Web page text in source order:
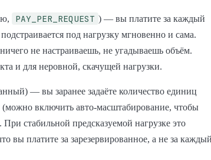
PAY_PER_REQUEST ) — вы платите за каждый
под нагрузку мгновенно и сама.
не настраиваешь, не угадываешь объём.
и для неровной, скачущей нагрузки.
— вы заранее задаёте количество единиц
(можно включить авто-масштабирование, чтобы
стабильной предсказуемой нагрузке это
вы платите за зарезервированное, а не за